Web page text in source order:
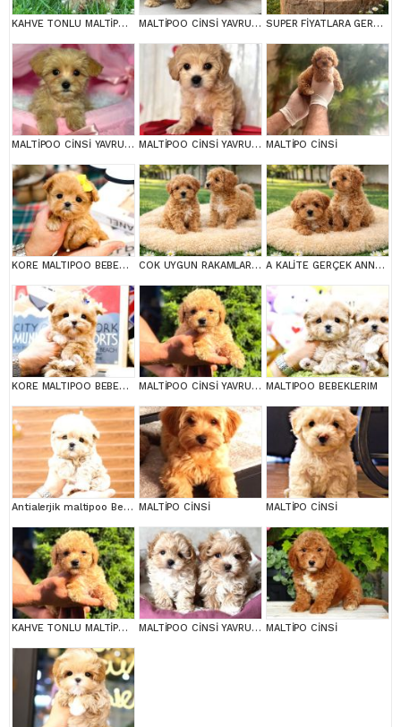
KAHVE TONLU MALTİPOO CİNSİ YAVRULAR MALTİPOO CİNSİ YAVRULAR EV ÜRETİMİ SUPER FİYATLARA GERÇEK MALTİPOO YAVRULAR
MALTİPOO CİNSİ YAVRULAR EV ÜRETİMİ MALTİPOO CİNSİ YAVRULAR EV ÜRETİMİ MALTİPO CİNSİ
KORE MALTIPOO BEBEKLERIM COK UYGUN RAKAMLARA GERÇEK MALTİPOO YAVRULAR A KALİTE GERÇEK ANNE BABA MALTİPOO YAVRULAR
KORE MALTIPOO BEBEKLERIM MALTİPOO CİNSİ YAVRULAR EV ÜRETİMİ MALTIPOO BEBEKLERIM
Antialerjik maltipoo Bebeklerim MALTİPO CİNSİ MALTİPO CİNSİ
KAHVE TONLU MALTİPOO CİNSİ YAVRULAR MALTİPOO CİNSİ YAVRULAR EV ÜRETİMİ MALTİPO CİNSİ